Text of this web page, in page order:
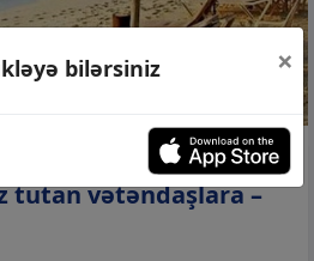
tutan vətəndaşlara –
bilərsiniz ×